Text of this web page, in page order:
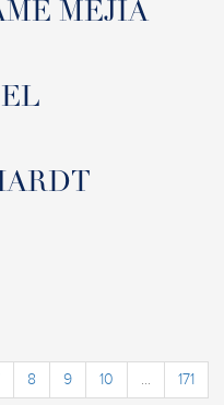
MEJIA
8 9 10 ...
171